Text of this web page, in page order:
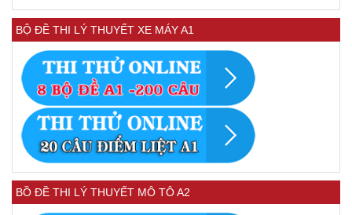
BỘ ĐỀ THI LÝ THUYẾT XE MÁY A1
BỒ ĐỀ THI LÝ THUYẾT MÔ TÔ A2